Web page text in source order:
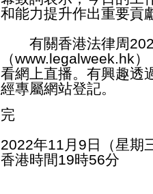
和能力提升作出重要貢
有關香港法律周
（www.legalweek.hk
看網上直播。有興趣透
經專屬網站登記。
完
2022年11月9日（星期
香港時間19時56分